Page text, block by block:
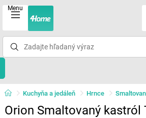
Menu
Kuchyňa a jedáleň Hrnce
Orion Smaltovaný kastról